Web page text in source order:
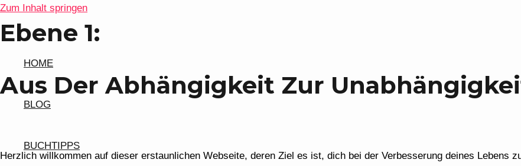
Zum Inhalt springen
HOME
BLOG
BUCHTIPPS
Ebene 1:
Aus Der Abhängigkeit Zur
Herzlich willkommen auf dieser erstaunlichen Webseite, deren Ziel es ist, dich bei der Verbesserung deines Lebens